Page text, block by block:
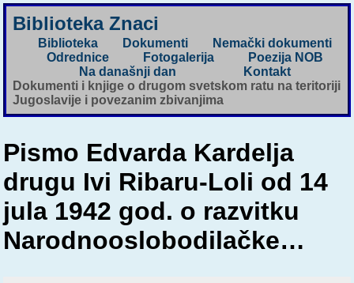
Biblioteka Znaci
Biblioteka Dokumenti
Nemački dokumenti
Odrednice
Fotogalerija
Poezija NOB
Na današnji dan
Kontakt
Dokumenti i knjige o drugom svetskom ratu na teritoriji
Jugoslavije i povezanim zbivanjima
Pismo Edvarda Kardelja
drugu Ivi Ribaru-Loli od 14
jula 1942 god. o razvitku
Narodnooslobodilačke…